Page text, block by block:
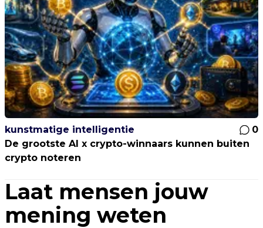
kunstmatige intelligentie
0
De grootste AI x crypto-winnaars kunnen buiten
crypto noteren
Laat mensen jouw
mening weten